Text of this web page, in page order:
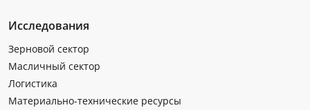
Исследования
Зерновой сектор
Масличный сектор
Логистика
Материально-технические ресурсы